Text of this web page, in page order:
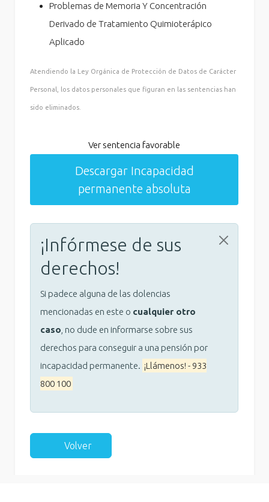
Problemas de Memoria Y Concentración
Derivado de Tratamiento Quimioterápico
Aplicado
Atendiendo la Ley Orgánica de Protección de Datos de Carácter
Personal, los datos personales que figuran en las sentencias han
sido eliminados.
Ver sentencia favorable
Descargar Incapacidad
permanente absoluta
¡Infórmese de sus
derechos!
Si padece alguna de las dolencias
mencionadas en este o cualquier otro
caso , no dude en informarse sobre sus
derechos para conseguir a una pensión por
incapacidad permanente. ¡Llámenos! - 933
800 100
Volver